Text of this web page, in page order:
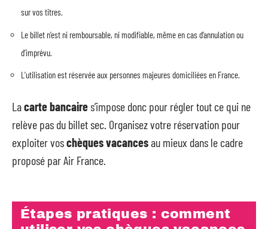
sur vos titres.
Le billet n’est ni remboursable, ni modifiable, même en cas d’annulation ou
d’imprévu.
L’utilisation est réservée aux personnes majeures domiciliées en France.
Lacarte bancaires’impose donc pour régler tout ce qui ne
relève pas du billet sec. Organisez votre réservation pour
exploiter voschèques vacancesau mieux dans le cadre
proposé par Air France.
Étapes pratiques : comment